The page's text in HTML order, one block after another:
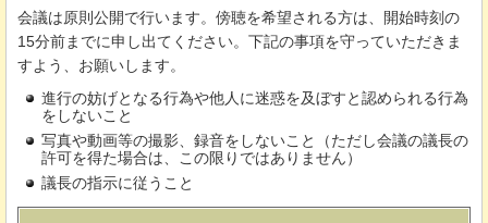
会議は原則公開で行います。傍聴を希望される方は、開始時刻の
15分前までに申し出てください。下記の事項を守っていただきま
すよう、お願いします。
進行の妨げとなる行為や他人に迷惑を及ぼすと認められる行為
をしないこと
写真や動画等の撮影、録音をしないこと（ただし会議の議長の
許可を得た場合は、この限りではありません）
議長の指示に従うこと